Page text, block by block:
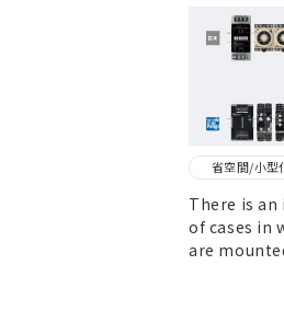
省空間/小型
There is
of cases in
are